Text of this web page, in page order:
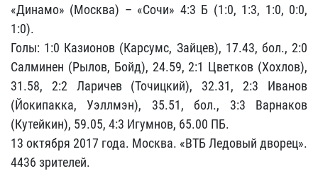
«Динамо» (Москва) – «Сочи» 4:3 Б (1:0, 1:3, 1:0, 0:0,
1:0).
Голы: 1:0 Казионов (Карсумс, Зайцев), 17.43, бол., 2:0
Салминен (Рылов, Бойд), 24.59, 2:1 Цветков (Хохлов),
31.58, 2:2 Ларичев (Точицкий), 32.31, 2:3 Иванов
(Йокипакка, Уэллмэн), 35.51, бол., 3:3 Варнаков
(Кутейкин), 59.05, 4:3 Игумнов, 65.00 ПБ.
13 октября 2017 года. Москва. «ВТБ Ледовый дворец».
4436 зрителей.